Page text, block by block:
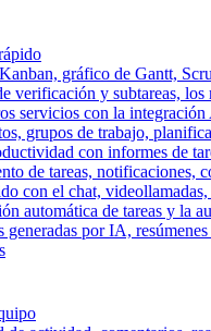
gráfico de Gantt,
verificación y subtareas,
servicios con la
grupos de trabajo,
con informes de
de tareas, notificaciones,
con el chat,
automática de tareas y la
generadas por IA,